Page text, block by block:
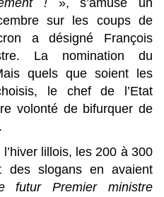
!», s’amuse un
sur les coups de
a désigné François
La nomination du
quels que soient les
le chef de l’Etat
volonté de bifurquer de
lillois, les 200 à 300
des slogans en avaient
futur Premier ministre